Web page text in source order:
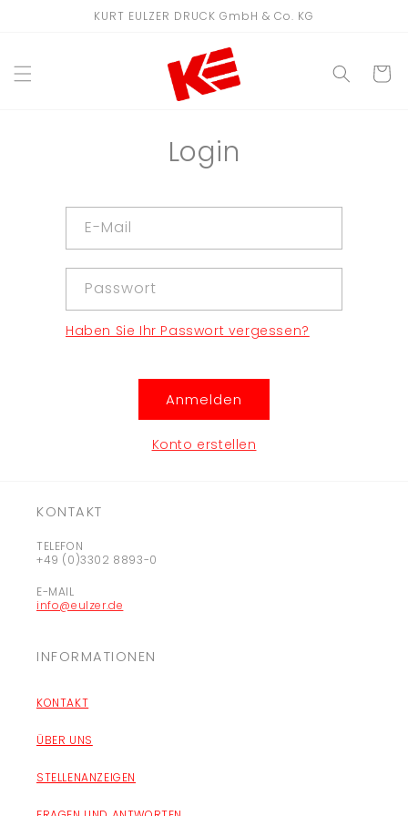
KURT EULZER DRUCK GmbH & Co. KG
Login
E-Mail
Passwort
Haben Sie Ihr Passwort vergessen?
Anmelden
Konto erstellen
KONTAKT
TELEFON
+49 (0)3302 8893-0
E-MAIL
info@eulzer.de
INFORMATIONEN
KONTAKT
ÜBER UNS
STELLENANZEIGEN